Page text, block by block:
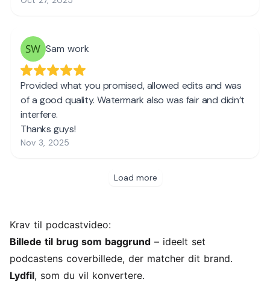
Krav til podcastvideo:
Billede til brug som baggrund – ideelt set
podcastens coverbillede, der matcher dit brand.
Lydfil, som du vil konvertere.